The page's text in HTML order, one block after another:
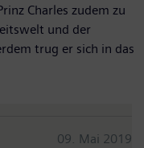
Charles zudem zu
und der
trug er sich in das
09. Mai 2019